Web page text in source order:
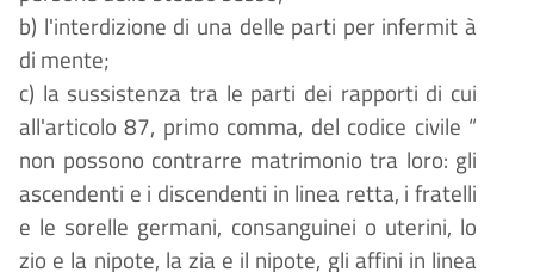
b) l'interdizione di una delle parti per infermit à
di mente;
c) la sussistenza tra le parti dei rapporti di cui
all'articolo 87, primo comma, del codice civile “
non possono contrarre matrimonio tra loro: gli
ascendenti e i discendenti in linea retta, i fratelli
e le sorelle germani, consanguinei o uterini, lo
zio e la nipote, la zia e il nipote, gli affini in linea